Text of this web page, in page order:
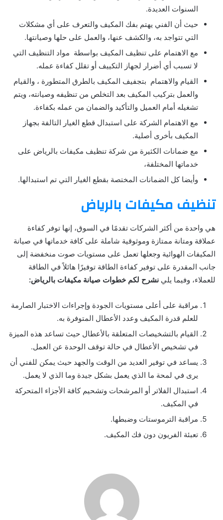
السنوات العديدة.
حيث أن الفني يهتم بفك المكيف والتعرف على أي مشكلات
التي تتواجد به، والكشف عنها، والعمل على حلها وصيانتها.
مع الاهتمام على تنظيف المكيف بواسطة مواد التنظيف التي
لا تسبب أي أضرار لجهاز التكييف أو تقلل كفاءة عمله.
القيام والاهتمام بتجفيف المكيف بالطرق المتطورة ، والقيام
والعمل بتركيب المكيف بعد التخلص من تنظيفه وصيانته، ويتم
تشغيله أمام العميل والتأكيد والضمان من عمله بكفاءة.
مع الاهتمام الشركة على استبدال قطع الغيار التالفة بجهاز
المكيف بأخرى أصلية.
مع ضمانات الكثيرة من شركة تنظيف مكيفات بالرياض على
خدماتها المختلفة،
وأيضا كل الضمانات المختصة بقطع الغيار التي تم استبدالها.
تنظيف مكيفات بالرياض
هي واحدة من أكثر الشركات تقدمًا في السوق، إنها توفر كفاءة
عملاقة ومتانة ممتازة وموثوقية شاملة على كافة خدماتها في صيانة
المكيفات الهوائية وجعلها تعمل على مستويات صوت منخفضة إلى
جانب المقدرة على توفير كفاءة الطاقة توفيرًا هائلاً في الطاقة
للعملاء، وفيما يلي نشرح لكم خطوات صيانة مكيفات بالرياض:
مراقبة على أعلى مستويات الجودة وإجراءات الاختبار الصارمة
للعلم قدرة المكيف وعدد الأعطال المتوفرة به.
القيام بالتشخيصات المتعلقة بالأعطال حيث تساعد هذه الميزة
في تشخيص الأعطال في حالة توقف الوحدة عن العمل.
يساعد في توفير العديد من الوقت والجهد حيث يمكن للفني أن
يرى في لمحة ما الذي يعمل بشكل جيدة وما الذي لا يعمل.
استبدال الفلاتر أو المرشحات وتشحيم كافة الأجزاء المتحركة
في المكيف.
مراقبة الترموستات وضبطها.
تعبئة الفريون دون فك المكيف.